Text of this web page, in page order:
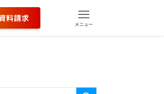
料請求
メニュー